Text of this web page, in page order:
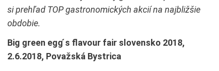
si prehľad TOP gastronomických akcií na najbližšie
obdobie.
Big green egg ́s flavour fair slovensko 2018,
2.6.2018, Považská Bystrica